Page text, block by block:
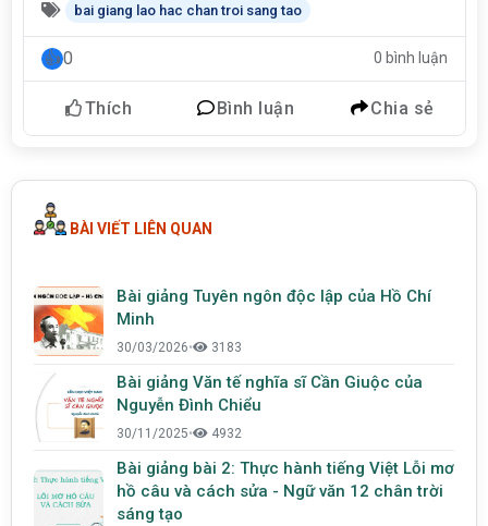
bai giang lao hac chan troi sang tao
0 0 bình luận
Thích Bình luận Chia sẻ
BÀI VIẾT LIÊN QUAN
Bài giảng Tuyên ngôn độc lập của Hồ Chí
Minh
30/03/2026• 3183
Bài giảng Văn tế nghĩa sĩ Cần Giuộc của
Nguyễn Đình Chiểu
30/11/2025• 4932
Bài giảng bài 2: Thực hành tiếng Việt Lỗi mơ
hồ câu và cách sửa - Ngữ văn 12 chân trời
sáng tạo